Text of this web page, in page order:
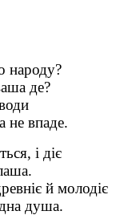
народу?
де?
не впаде.
і діє
й молодіє
душа.